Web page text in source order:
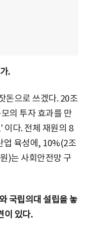
.
돈으로 쓰겠다. 20조
의 투자 효과를 만
이다. 전체 재원의 8
업 육성에, 10%(2조
)는 사회안전망 구
국립의대 설립을 놓
이 있다.